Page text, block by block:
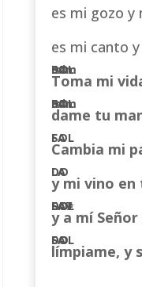
es mi gozo y
es mi canto
Toma mi
dame tu
Cambia mi
y mi vino en
y a mí
límpiame, y